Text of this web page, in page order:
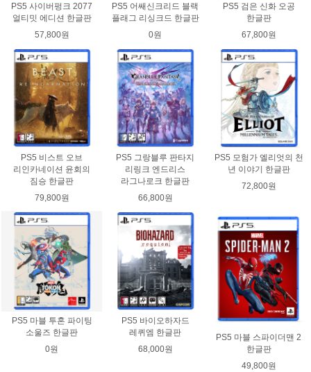
PS5 사이버펑크 2077
얼티밋 에디션 한글판
57,800원
PS5 어쌔신크리드 블랙
플래그 리싱크드 한글판
0원
PS5 검은 신화 오공
한글판
67,800원
PS5 비스트 오브
리인카네이션 윤회의
짐승 한글판
79,800원
PS5 그랑블루 판타지
리링크 엔드리스
라그나로크 한글판
66,800원
PS5 모험가 엘리엇의 천
년 이야기 한글판
72,800원
PS5 마블 투혼 파이팅
소울즈 한글판
0원
PS5 바이오하자드
레퀴엠 한글판
68,000원
PS5 마블 스파이더맨 2
한글판
49,800원